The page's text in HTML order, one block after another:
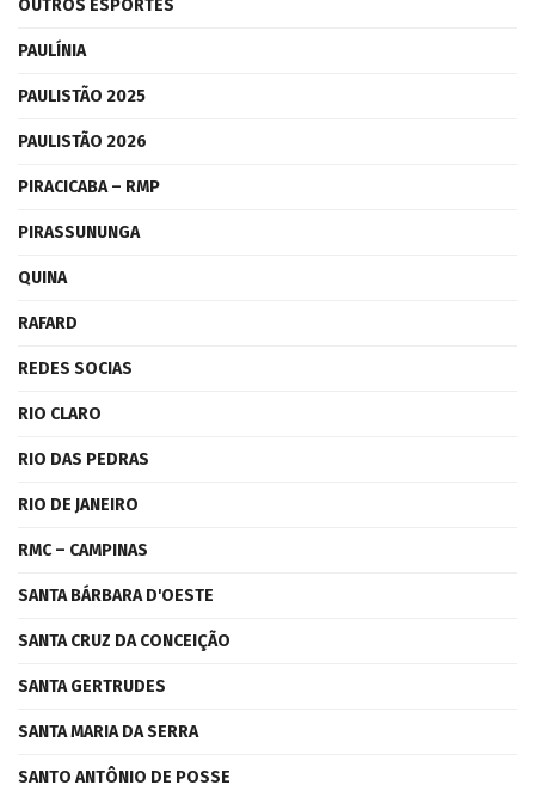
OUTROS ESPORTES
PAULÍNIA
PAULISTÃO 2025
PAULISTÃO 2026
PIRACICABA – RMP
PIRASSUNUNGA
QUINA
RAFARD
REDES SOCIAS
RIO CLARO
RIO DAS PEDRAS
RIO DE JANEIRO
RMC – CAMPINAS
SANTA BÁRBARA D'OESTE
SANTA CRUZ DA CONCEIÇÃO
SANTA GERTRUDES
SANTA MARIA DA SERRA
SANTO ANTÔNIO DE POSSE